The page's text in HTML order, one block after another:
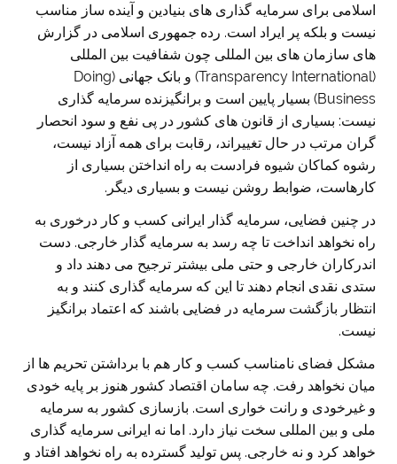
اسلامی برای سرمایه گذاری های بنیادین و آينده ساز مناسب
نیست و بلکه پر ایراد است. رده جمهوری اسلامی در گزارش
های سازمان های بین المللی چون شفافیت بین المللی
(Transparency International) و بانک جهانی (Doing
Business) بسیار پایین است و برانگیزنده سرمایه گذاری
نیست: بسیاری از قانون های کشور در پی نفع و سود انحصار
گران مرتب در حال تغییراند، رقابت برای همه آزاد نیست،
رشوه کماکان شیوه فرادست به راه انداختن بسیاری از
کارهاست، ضوابط روشن نیست و بسیاری دیگر.
در چنین فضایی، سرمایه گذار ایرانی کسب و کار درخوری به
راه نخواهد انداخت تا چه رسد به سرمایه گذار خارجی. دست
اندرکاران خارجی و حتی ملی بیشتر ترجیح می دهند داد و
ستدی نقدی انجام دهند تا این که سرمایه گذاری کنند و به
انتظار بازگشت سرمایه در فضایی باشند که اعتماد برانگیز
نیست.
مشکل فضای نامناسب کسب و کار هم با برداشتن تحریم ها از
میان نخواهد رفت. چه سامان اقتصاد کشور هنوز بر پایه خودی
و غیرخودی و رانت خواری است. بازسازی کشور به سرمایه
ملی و بین المللی سخت نیاز دارد. اما نه ایرانی سرمایه گذاری
خواهد کرد و نه خارجی. پس تولید گسترده به راه نخواهد افتاد و